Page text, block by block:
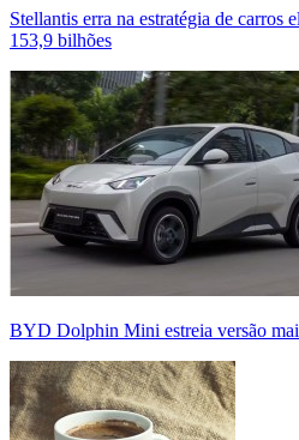
Stellantis erra na estratégia de carros
153,9 bilhões
BYD Dolphin Mini estreia versão